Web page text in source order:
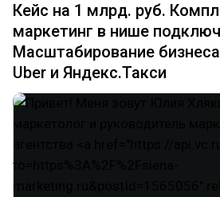
Кейс на 1 млрд. руб.
маркетинг в нише
Масштабирование
Uber и Яндекс.Такси